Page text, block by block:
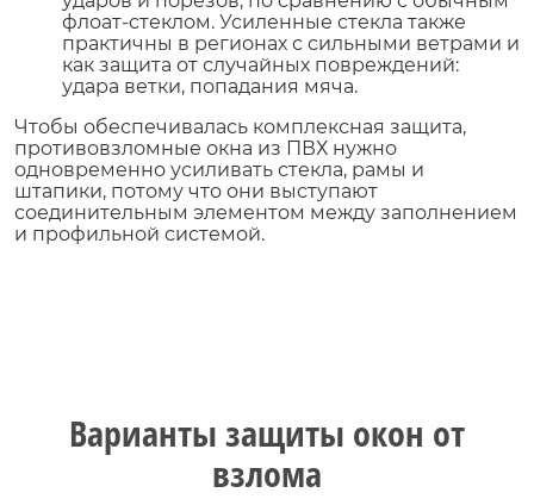
флоат-стеклом. Усиленные стекла также
практичны в регионах с сильными ветрами и
как защита от случайных повреждений:
удара ветки, попадания мяча.
Чтобы обеспечивалась комплексная защита,
противовзломные окна из ПВХ нужно
одновременно усиливать стекла, рамы и
штапики, потому что они выступают
соединительным элементом между заполнением
и профильной системой.
Варианты защиты окон от
взлома